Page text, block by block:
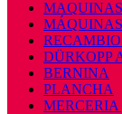
DÜRKOPP
BERNINA
PLANCHA
MERCERIA